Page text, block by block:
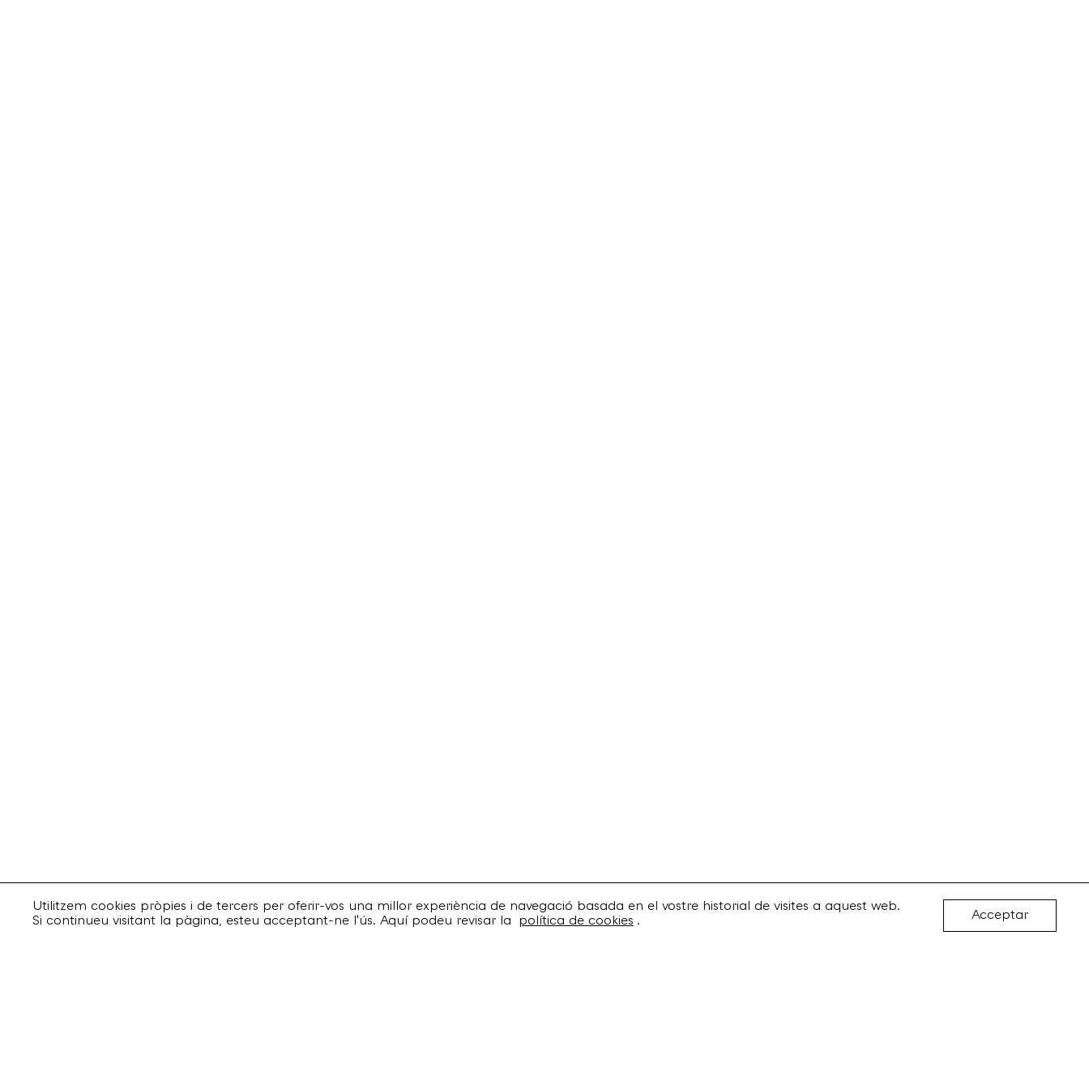
Utilitzem cookies pròpies i de tercers per oferir-vos una millor experiència de navegació basada en el vostre historial de visites a aquest web.
Si continueu visitant la pàgina, esteu acceptant-ne l'ús. Aquí podeu revisar la
política de cookies . Acceptar